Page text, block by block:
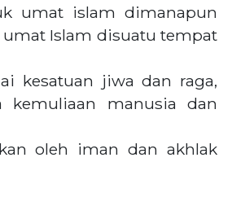
umat islam dimanapun
Islam disuatu tempat
kesatuan jiwa dan raga,
kemuliaan manusia dan
oleh iman dan akhlak